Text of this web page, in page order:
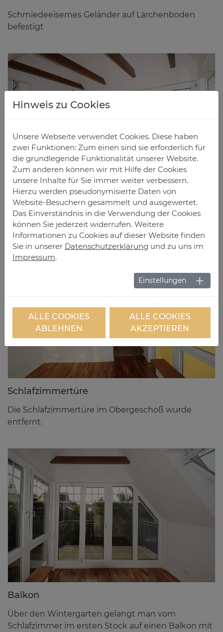
Schmiedeeisernes Geländer auf Lärchenboden
befestigt
Ru­he­platz
Der dekorative Radiator dient zugleich als Sitzbank.
Schlaf­zim­mer­tü­re
Die Schlafzimmertüre im Obergeschoß wurde
entfernt.
Bal­kon
Über den Wintergarten gelangt man vom
Schlafzimmer im ersten Stock auf einen Balkon mit
Hinweis zu Cookies
Unsere Webseite verwendet Cookies. Diese haben
zwei Funktionen: Zum einen sind sie erforderlich für
die grundlegende Funktionalität unserer Website.
Zum anderen können wir mit Hilfe der Cookies
unsere Inhalte für Sie immer weiter verbessern.
Hierzu werden pseudonymisierte Daten von
Website-Besuchern gesammelt und ausgewertet.
Das Einverständnis in die Verwendung der Cookies
können Sie jederzeit widerrufen. Weitere
Informationen zu Cookies auf dieser Website finden
Sie in unserer Datenschutzerklärung und zu uns im
Impressum.
Einstellungen
ALLE COOKIES
ABLEHNEN
ALLE COOKIES
AKZEPTIEREN